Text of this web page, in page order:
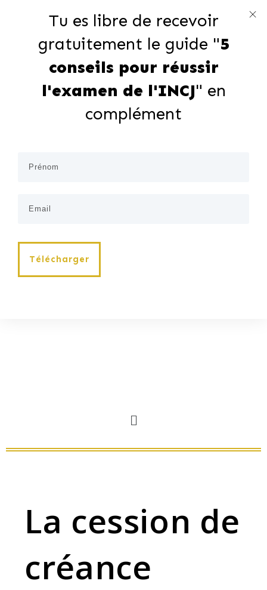
La cession de
créance
Tu es libre de recevoir
gratuitement le guide "5
conseils pour réussir
l'examen de l'INCJ" en
complément
Télécharger